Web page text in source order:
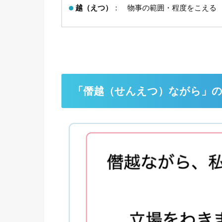
越（えつ） ： 物事の範囲・程度をこえる
「僭越（せんえつ）ながら」